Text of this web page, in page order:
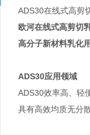
ADS30在线式高剪
欧河在线式高剪切
高分子新材料乳化
ADS30应用领域
ADS30效率高、轻
具有高效均质无分